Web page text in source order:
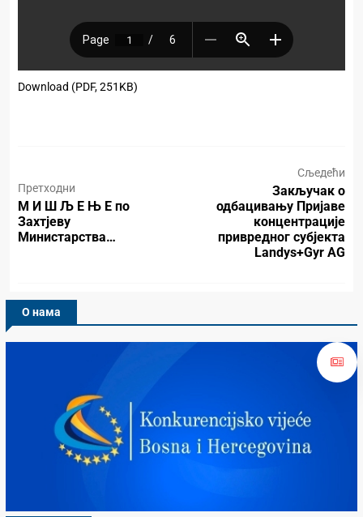
Download (PDF, 251KB)
Претходни
М И Ш Љ Е Њ Е по
Захтјеву
Министарства…
Сљедећи
Закључак о
одбацивању Пријаве
концентрације
привредног субјекта
Landys+Gyr AG
О нама